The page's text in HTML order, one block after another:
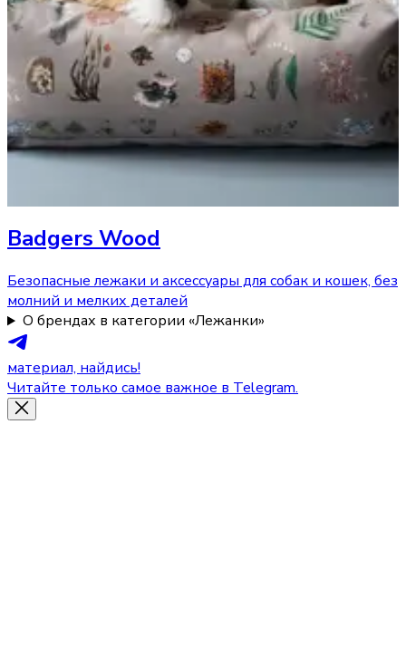
Badgers Wood
Безопасные лежаки и аксессуары для собак и кошек, без
молний и мелких деталей
О брендах в категории «Лежанки»
материал, найдись!
Читайте только самое важное в Telegram.